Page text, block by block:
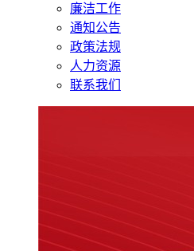
廉洁工作
通知公告
政策法规
人力资源
联系我们